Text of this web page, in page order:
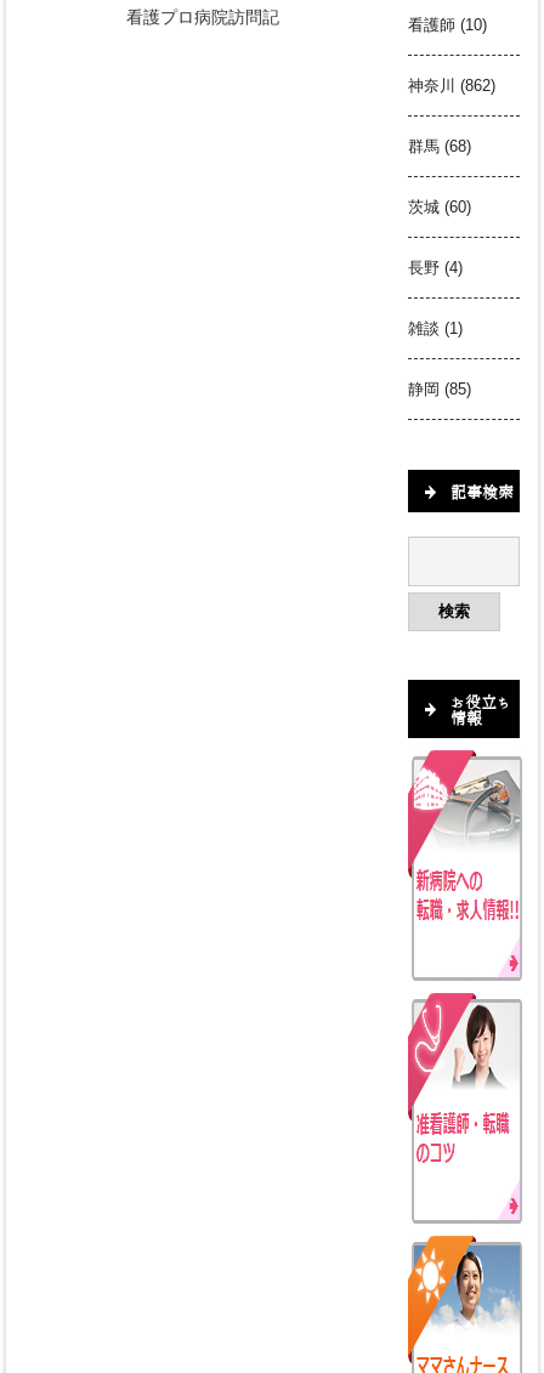
看護プロ病院訪問記 看護師(10)
神奈川 (862)
群馬(68)
茨城(60)
長野(4)
雑談 (1)
静岡 (85)
記事検索
お役立ち
情報